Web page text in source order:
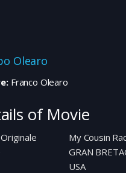
Olearo
Franco Olearo
of Movie
My Cousin
GRAN
USA